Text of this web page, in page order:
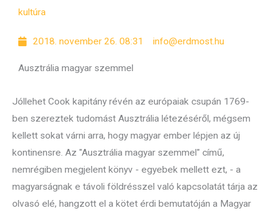
kultúra
2018. november 26. 08:31 info@erdmost.hu
Ausztrália magyar szemmel
Jóllehet Cook kapitány révén az európaiak csupán 1769-
ben szereztek tudomást Ausztrália létezéséről, mégsem
kellett sokat várni arra, hogy magyar ember lépjen az új
kontinensre. Az "Ausztrália magyar szemmel" című,
nemrégiben megjelent könyv - egyebek mellett ezt, - a
magyarságnak e távoli földrésszel való kapcsolatát tárja az
olvasó elé, hangzott el a kötet érdi bemutatóján a Magyar